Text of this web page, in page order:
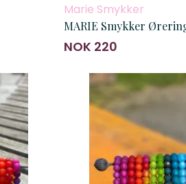
Marie Smykker
MARIE Smykker
NOK 220